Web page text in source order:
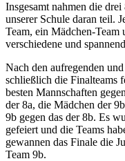
Insgesamt nahmen die
unserer Schule daran teil.
Team, ein Mädchen-
verschiedene und
Nach den aufregenden
schließlich die Finalteams
besten Mannschaften
der 8a, die Mädchen der
9b gegen das der 8b. Es
gefeiert und die Teams
gewannen das Finale die
Team 9b.